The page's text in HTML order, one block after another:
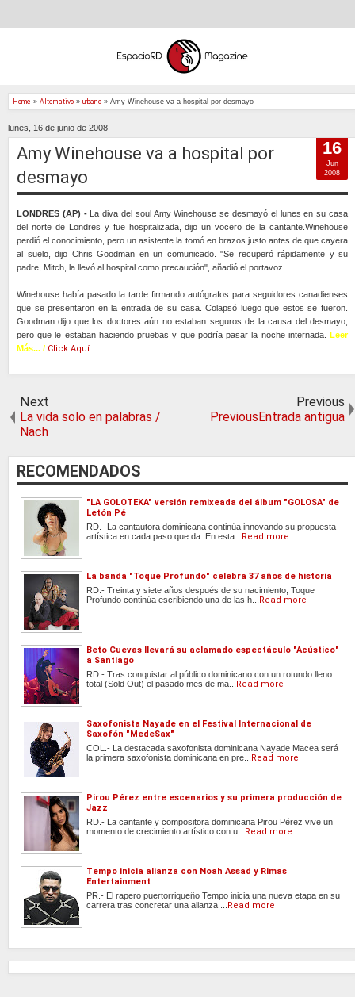
Home » Alternativo » urbano » Amy Winehouse va a hospital por desmayo
lunes, 16 de junio de 2008
Amy Winehouse va a hospital por
desmayo
LONDRES (AP) -La diva del soul Amy Winehouse se desmayó el lunes en su casa
del norte de Londres y fue hospitalizada, dijo un vocero de la cantante.Winehouse
perdió el conocimiento, pero un asistente la tomó en brazos justo antes de que cayera
al suelo, dijo Chris Goodman en un comunicado. "Se recuperó rápidamente y su
padre, Mitch, la llevó al hospital como precaución", añadió el portavoz.
Winehouse había pasado la tarde firmando autógrafos para seguidores canadienses
que se presentaron en la entrada de su casa. Colapsó luego que estos se fueron.
Goodman dijo que los doctores aún no estaban seguros de la causa del desmayo,
pero que le estaban haciendo pruebas y que podría pasar la noche internada. Leer
Más... / Click Aquí
16
Jun
2008
Next
La vida solo en palabras /
Nach
Previous
PreviousEntrada antigua
RECOMENDADOS
"LA GOLOTEKA" versión remixeada del álbum "GOLOSA" de
Letón Pé
RD.- La cantautora dominicana continúa innovando su propuesta
artística en cada paso que da. En esta...
Read more
La banda "Toque Profundo" celebra 37 años de historia
RD.- Treinta y siete años después de su nacimiento, Toque
Profundo continúa escribiendo una de las h...
Read more
Beto Cuevas llevará su aclamado espectáculo "Acústico"
a Santiago
RD.- Tras conquistar al público dominicano con un rotundo lleno
total (Sold Out) el pasado mes de ma...
Read more
Saxofonista Nayade en el Festival Internacional de
Saxofón "MedeSax"
COL.- La destacada saxofonista dominicana Nayade Macea será
la primera saxofonista dominicana en pre...
Read more
Pirou Pérez entre escenarios y su primera producción de
Jazz
RD.- La cantante y compositora dominicana Pirou Pérez vive un
momento de crecimiento artístico con u...
Read more
Tempo inicia alianza con Noah Assad y Rimas
Entertainment
PR.- El rapero puertorriqueño Tempo inicia una nueva etapa en su
carrera tras concretar una alianza ...
Read more